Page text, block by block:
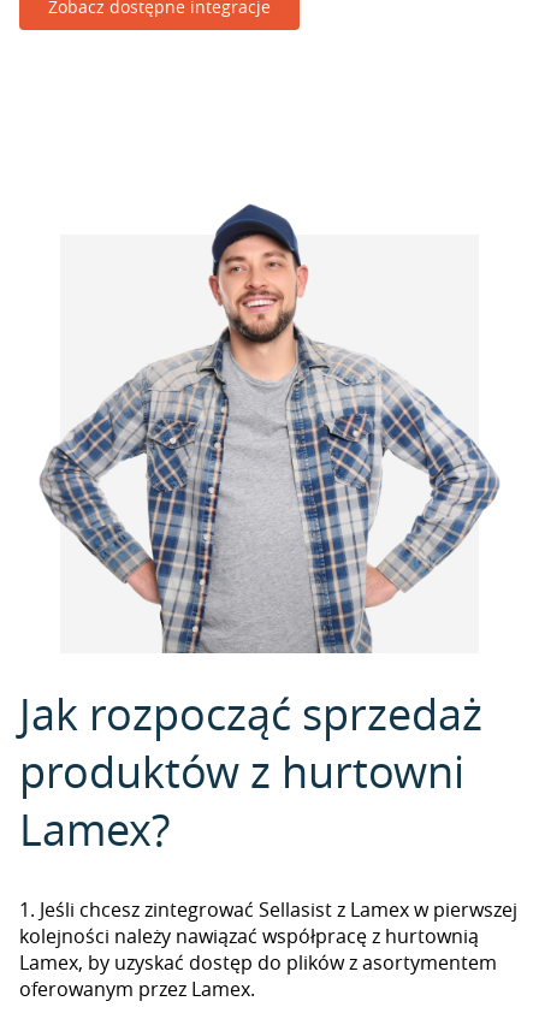
Zobacz dostępne integracje
Jak rozpocząć sprzedaż
produktów z hurtowni
Lamex?
1. Jeśli chcesz zintegrować Sellasist z Lamex w pierwszej
kolejności należy nawiązać współpracę z hurtownią
Lamex, by uzyskać dostęp do plików z asortymentem
oferowanym przez Lamex.